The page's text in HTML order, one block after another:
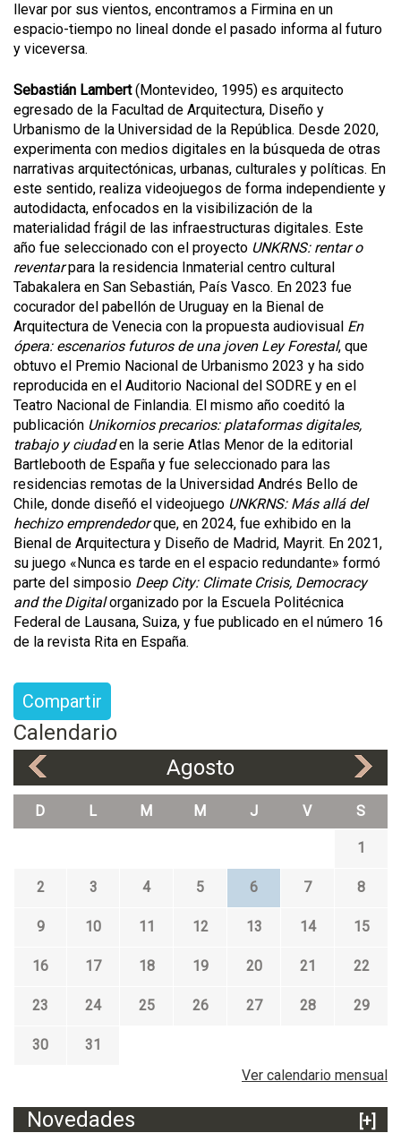
llevar por sus vientos, encontramos a Firmina en un
espacio-tiempo no lineal donde el pasado informa al futuro
y viceversa.
Sebastián Lambert(Montevideo, 1995) es arquitecto
egresado de la Facultad de Arquitectura, Diseño y
Urbanismo de la Universidad de la República. Desde 2020,
experimenta con medios digitales en la búsqueda de otras
narrativas arquitectónicas, urbanas, culturales y políticas. En
este sentido, realiza videojuegos de forma independiente y
autodidacta, enfocados en la visibilización de la
materialidad frágil de las infraestructuras digitales. Este
año fue seleccionado con el proyecto UNKRNS: rentar o
reventarpara la residencia Inmaterial centro cultural
Tabakalera en San Sebastián, País Vasco. En 2023 fue
cocurador del pabellón de Uruguay en la Bienal de
Arquitectura de Venecia con la propuesta audiovisual En
ópera: escenarios futuros de una joven Ley Forestal, que
obtuvo el Premio Nacional de Urbanismo 2023 y ha sido
reproducida en el Auditorio Nacional del SODRE y en el
Teatro Nacional de Finlandia. El mismo año coeditó la
publicación Unikornios precarios: plataformas digitales,
trabajo y ciudaden la serie Atlas Menor de la editorial
Bartlebooth de España y fue seleccionado para las
residencias remotas de la Universidad Andrés Bello de
Chile, donde diseñó el videojuego UNKRNS: Más allá del
hechizo emprendedorque, en 2024, fue exhibido en la
Bienal de Arquitectura y Diseño de Madrid, Mayrit. En 2021,
su juego «Nunca es tarde en el espacio redundante» formó
parte del simposio Deep City: Climate Crisis, Democracy
and the Digitalorganizado por la Escuela Politécnica
Federal de Lausana, Suiza, y fue publicado en el número 16
de la revista Rita en España.
Compartir
Calendario
Agosto
D L M M J V S
1
2 3 4 5 6 7 8
9 10 11 12 13 14 15
16 17 18 19 20 21 22
23 24 25 26 27 28 29
30
31
Ver calendario mensual
Novedades
[+]